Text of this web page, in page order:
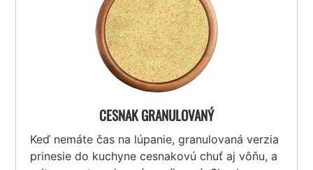
CESNAK GRANULOVANÝ
Keď nemáte čas na lúpanie, granulovaná verzia
prinesie do kuchyne cesnakovú chuť aj vôňu, a